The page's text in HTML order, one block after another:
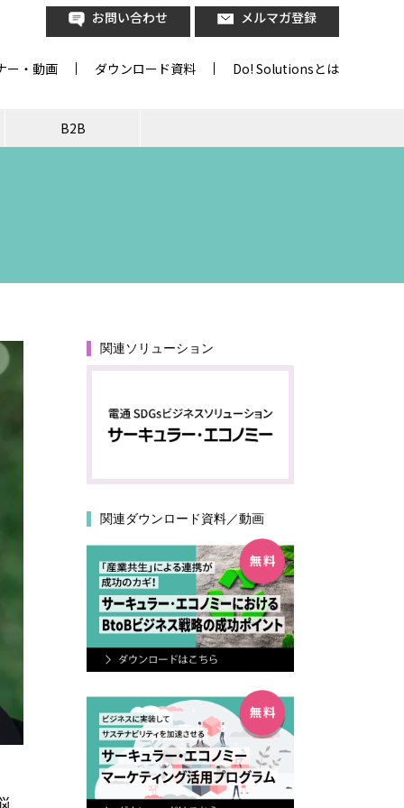
お問い合わせ メルマガ登録
ー・動画 ダウンロード資料 Do! Solutionsとは
B2B
関連ソリューション
関連ダウンロード資料／動画